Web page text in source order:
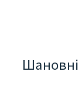
Шановні